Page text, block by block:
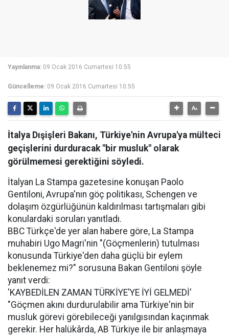
Yayınlanma: 09 Ocak 2016 Cumartesi 10:55
Güncelleme: 09 Ocak 2016 Cumartesi 10:55
İtalya Dışişleri Bakanı, Türkiye'nin Avrupa'ya mülteci
geçişlerini durduracak "bir musluk" olarak
görülmemesi gerektiğini söyledi.
İtalyan La Stampa gazetesine konuşan Paolo
Gentiloni, Avrupa'nın göç politikası, Schengen ve
dolaşım özgürlüğünün kaldırılması tartışmaları gibi
konulardaki soruları yanıtladı.
BBC Türkçe'de yer alan habere göre, La Stampa
muhabiri Ugo Magri'nin "(Göçmenlerin) tutulması
konusunda Türkiye'den daha güçlü bir eylem
beklenemez mi?" sorusuna Bakan Gentiloni şöyle
yanıt verdi:
'KAYBEDİLEN ZAMAN TÜRKİYE'YE İYİ GELMEDİ'
"Göçmen akını durdurulabilir ama Türkiye'nin bir
musluk görevi görebileceği yanılgısından kaçınmak
gerekir. Her halükârda, AB Türkiye ile bir anlaşmaya